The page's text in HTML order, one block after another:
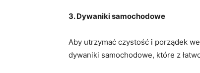
3. ⁤Dywaniki samochodowe
Aby utrzymać czystość i porządek
dywaniki samochodowe, które z